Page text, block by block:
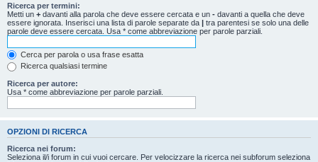
Ricerca per termini:
Metti un + davanti alla parola che deve essere cercata e un - davanti a quella che deve
essere ignorata. Inserisci una lista di parole separate da | tra parentesi se solo una delle
parole deve essere cercata. Usa * come abbreviazione per parole parziali.
Cerca per parola o usa frase esatta
Ricerca qualsiasi termine
Ricerca per autore:
Usa * come abbreviazione per parole parziali.
OPZIONI DI RICERCA
Ricerca nei forum:
Seleziona il/i forum in cui vuoi cercare. Per velocizzare la ricerca nei subforum seleziona